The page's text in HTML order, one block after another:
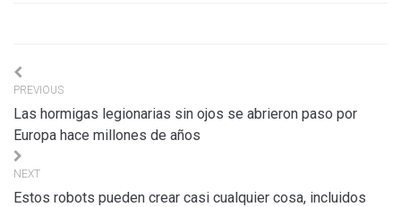
Navigation
de
l’article
PREVIOUS
Las hormigas legionarias sin ojos se abrieron paso por
Europa hace millones de años
NEXT
Estos robots pueden crear casi cualquier cosa, incluidos